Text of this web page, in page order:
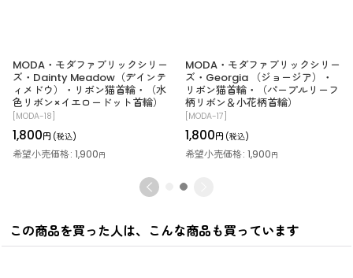
MODA・モダファブリックシリー
ズ・Dainty Meadow（デインテ
ィメドウ）・リボン猫首輪・（水
色リボン×イエロードット首輪）
MODA-18
1,800円 (税込)
希望小売価格: 1,900円
MODA・モダファブリックシリー
ズ・Georgia （ジョージア）・
リボン猫首輪・（パープルリーフ
柄リボン＆小花柄首輪）
MODA-17
1,800円 (税込)
希望小売価格: 1,900円
この商品を買った人は、こんな商品も買っています